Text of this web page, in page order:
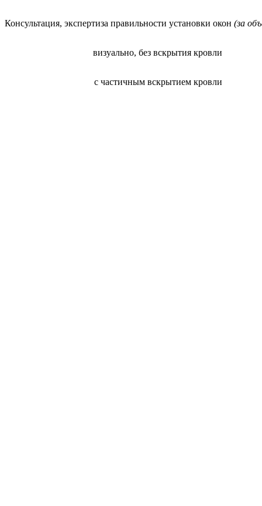
Консультация, экспертиза правильности установки окон (за
визуально, без вскрытия кровли
с частичным вскрытием кровли